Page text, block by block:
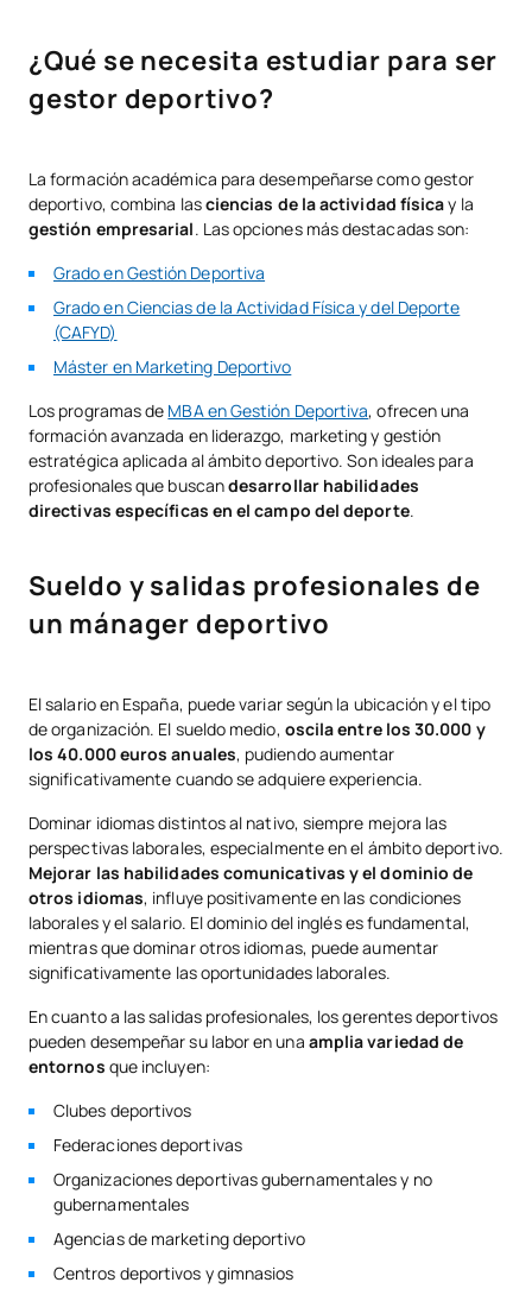
¿Qué se necesita estudiar para ser
gestor deportivo?
La formación académica para desempeñarse como gestor
deportivo, combina lasciencias de la actividad físicay la
gestión empresarial. Las opciones más destacadas son:
Grado en Gestión Deportiva
Grado en Ciencias de la Actividad Física y del Deporte
(CAFYD)
Máster en Marketing Deportivo
Los programas de MBA en Gestión Deportiva, ofrecen una
formación avanzada en liderazgo, marketing y gestión
estratégica aplicada al ámbito deportivo. Son ideales para
profesionales que buscandesarrollar habilidades
directivas específicas en el campo del deporte.
Sueldo y salidas profesionales de
un mánager deportivo
El salario en España, puede variar según la ubicación y el tipo
de organización. El sueldo medio, oscila entre los 30.000 y
los 40.000 euros anuales, pudiendo aumentar
significativamente cuando se adquiere experiencia.
Dominar idiomas distintos al nativo, siempre mejora las
perspectivas laborales, especialmente en el ámbito deportivo.
Mejorar las habilidades comunicativas y el dominio de
otros idiomas, influye positivamente en las condiciones
laborales y el salario. El dominio del inglés es fundamental,
mientras que dominar otros idiomas, puede aumentar
significativamente las oportunidades laborales.
En cuanto a las salidas profesionales, los gerentes deportivos
pueden desempeñar su labor en una amplia variedad de
entornos que incluyen:
Clubes deportivos
Federaciones deportivas
Organizaciones deportivas gubernamentales y no
gubernamentales
Agencias de marketing deportivo
Centros deportivos y gimnasios